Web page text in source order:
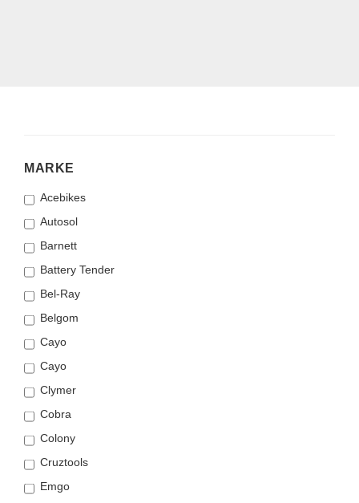
MARKE
MARKE
Acebikes
Autosol
Barnett
Battery Tender
Bel-Ray
Belgom
Cayo
Cayo
Clymer
Cobra
Colony
Cruztools
Emgo